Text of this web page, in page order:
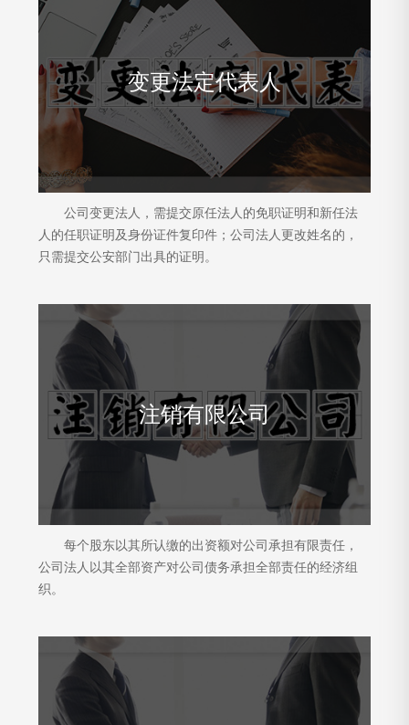
变更法定代表人
公司变更法人，需提交原任法人的免职证明和新任法
人的任职证明及身份证件复印件；公司法人更改姓名的，
只需提交公安部门出具的证明。
注销有限公司
每个股东以其所认缴的出资额对公司承担有限责任，
公司法人以其全部资产对公司债务承担全部责任的经济组
织。